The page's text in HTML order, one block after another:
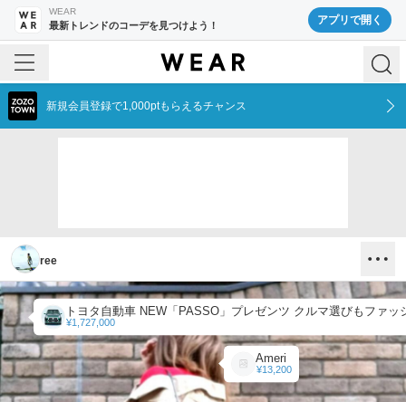
WEAR
最新トレンドのコーデを見つけよう！ アプリで開く
新規会員登録で1,000ptもらえるチャンス
ree
Ameri
¥13,200
¥1,727,000